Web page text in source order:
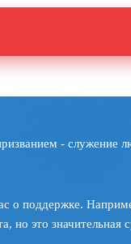
- служение
о поддержке.
но это значительная